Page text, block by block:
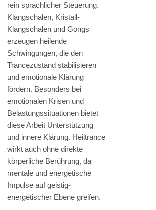
rein sprachlicher Steuerung.
Klangschalen, Kristall-
Klangschalen und Gongs
erzeugen heilende
Schwingungen, die den
Trancezustand stabilisieren
und emotionale Klärung
fördern. Besonders bei
emotionalen Krisen und
Belastungssituationen bietet
diese Arbeit Unterstützung
und innere Klärung. Heiltrance
wirkt auch ohne direkte
körperliche Berührung, da
mentale und energetische
Impulse auf geistig-
energetischer Ebene greifen.